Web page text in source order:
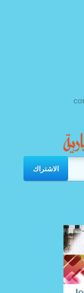
الاشتراك